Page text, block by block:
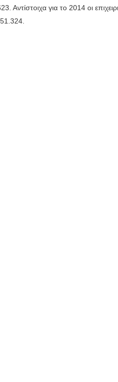
Αντίστοιχα για το 2014 οι